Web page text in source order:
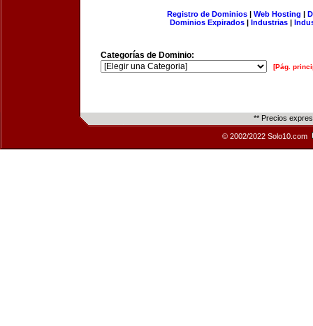
Registro de Dominios| Web Hosting |
Dominios Expirados | Industrias |
Categorías de Dominio:
[Pág.
** Precios
© 2002/2022 Solo10.com